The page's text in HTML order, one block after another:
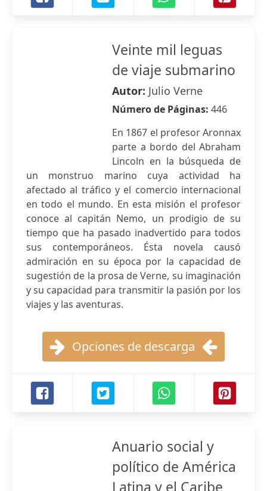
Veinte mil leguas
de viaje submarino
Autor: Julio Verne
Número de Páginas: 446
En 1867 el profesor Aronnax
parte a bordo del Abraham
Lincoln en la búsqueda de
un monstruo marino cuya actividad ha
afectado al tráfico y el comercio internacional
en todo el mundo. En esta misión el profesor
conoce al capitán Nemo, un prodigio de su
tiempo que ha pasado inadvertido para todos
sus contemporáneos. Ésta novela causó
admiración en su época por la capacidad de
sugestión de la prosa de Verne, su imaginación
y su capacidad para transmitir la pasión por los
viajes y las aventuras.
Opciones de descarga
Anuario social y
político de América
Latina y el Caribe